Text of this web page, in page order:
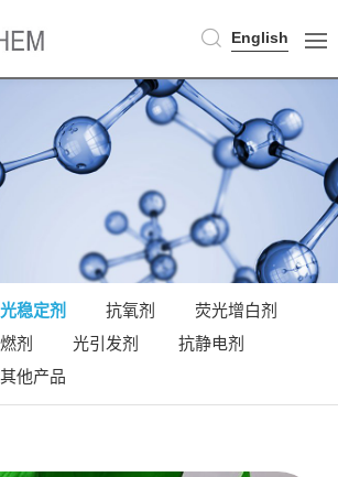
English
光稳定剂 抗氧剂
荧光增白剂
剂 光引发剂
抗静电剂
其他产品